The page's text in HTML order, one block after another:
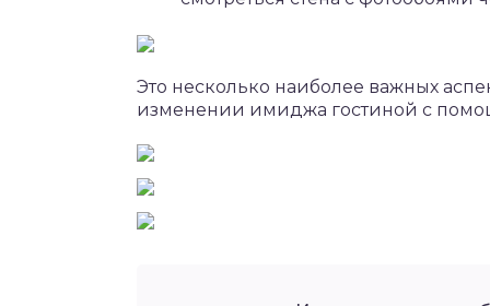
Это несколько наиболее важных
изменении имиджа гостиной с